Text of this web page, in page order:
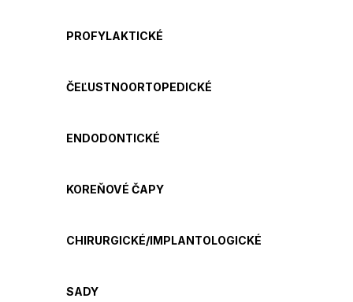
PROFYLAKTICKÉ
ČEĽUSTNOORTOPEDICKÉ
ENDODONTICKÉ
KOREŇOVÉ ČAPY
CHIRURGICKÉ/IMPLANTOLOGICKÉ
SADY